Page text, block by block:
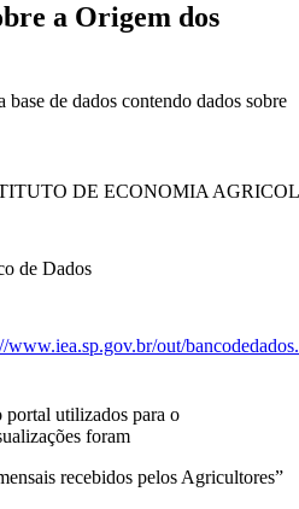
a Origem dos
de dados contendo dados sobre
DE ECONOMIA
de Dados
www.iea.sp.gov.br/out/
portal utilizados para o
foram
recebidos pelos Agricultores”